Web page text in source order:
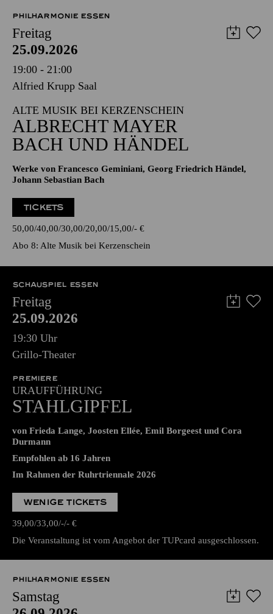
PHILHARMONIE ESSEN
Freitag
25.09.2026
19:00 - 21:00
Alfried Krupp Saal
ALTE MUSIK BEI KERZENSCHEIN
ALBRECHT MAYER
BACH UND HÄNDEL
Werke von Francesco Geminiani, Georg Friedrich Händel,
Johann Sebastian Bach
TICKETS
50,00 40,00 30,00 20,00 15,00 - €
Abo 8: Alte Musik bei Kerzenschein
SCHAUSPIEL ESSEN
Freitag
25.09.2026
19:30 Uhr
Grillo-Theater
PREMIERE
URAUFFÜHRUNG
STAHLGIPFEL
von Frieda Lange, Joosten Ellée, Emil Borgeest und Cora
Durmann
Empfohlen ab 16 Jahren
Im Rahmen der Ruhrtriennale 2026
WENIGE TICKETS
39,00 33,00 - - €
Die Veranstaltung ist vom Angebot der TUPcard ausgeschlossen.
PHILHARMONIE ESSEN
Samstag